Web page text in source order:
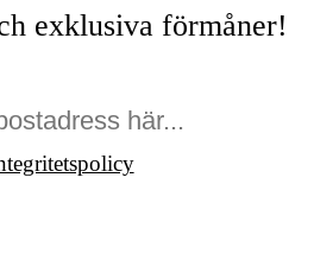
exklusiva förmåner!